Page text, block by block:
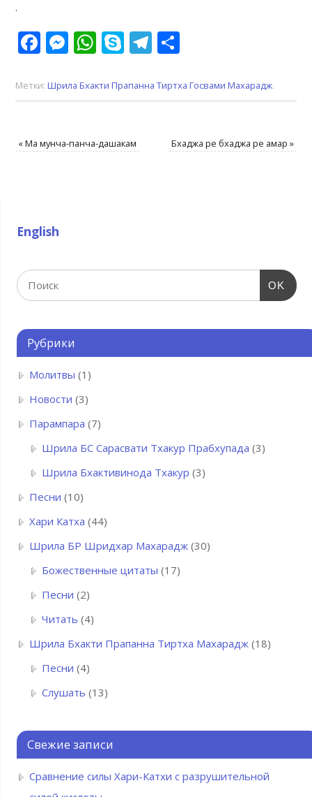
.
Facebook
Messenger
WhatsApp
SkypeTelegram
Отправить
Метки: Шрила Бхакти Прапанна Тиртха Госвами Махарадж.
«Ма мунча-панча-дашакам Бхаджа ре бхаджа ре амар»
English
OK
Рубрики
Молитвы (1)
Новости (3)
Парампара (7)
Шрила БC Сарасвати Тхакур Прабхупада (3)
Шрила Бхактивинода Тхакур (3)
Песни (10)
Хари Катха (44)
Шрила БР Шридхар Махарадж(30)
Божественные цитаты (17)
Песни (2)
Читать (4)
Шрила Бхакти Прапанна Тиртха Махарадж(18)
Песни (4)
Слушать (13)
Свежие записи
Сравнение силы Хари-Катхи с разрушительной